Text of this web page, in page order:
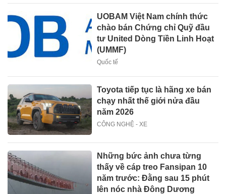
UOBAM Việt Nam chính thức
chào bán Chứng chỉ Quỹ đầu
tư United Dòng Tiền Linh Hoạt
(UMMF)
Quốc tế
Toyota tiếp tục là hãng xe bán
chạy nhất thế giới nửa đầu
năm 2026
CÔNG NGHỆ - XE
Những bức ảnh chưa từng
thấy về cáp treo Fansipan 10
năm trước: Đằng sau 15 phút
lên nóc nhà Đông Dương